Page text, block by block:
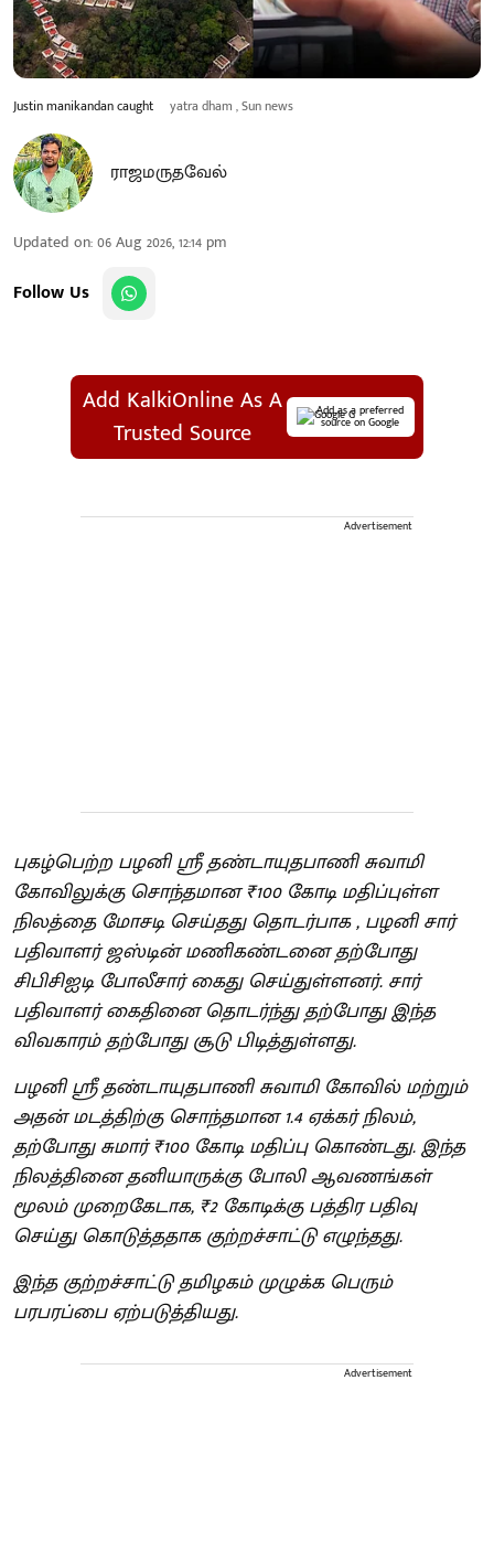
Justin manikandan caught yatra dham , Sun news
ராஜமருதவேல்
Updated on:06 Aug 2026, 12:14 pm
Follow Us
Add KalkiOnline As A
Trusted Source
Add as a preferred
source on Google
Advertisement
புகழ்பெற்ற பழனி ஶ்ரீ தண்டாயுதபாணி சுவாமி
கோவிலுக்கு சொந்தமான ₹100 கோடி மதிப்புள்ள
நிலத்தை மோசடி செய்தது தொடர்பாக , பழனி சார்
பதிவாளர் ஜஸ்டின் மணிகண்டனை தற்போது
சிபிசிஐடி போலீசார் கைது செய்துள்ளனர். சார்
பதிவாளர் கைதினை தொடர்ந்து தற்போது இந்த
விவகாரம் தற்போது சூடு பிடித்துள்ளது.
பழனி ஶ்ரீ தண்டாயுதபாணி சுவாமி கோவில் மற்றும்
அதன் மடத்திற்கு சொந்தமான 1.4 ஏக்கர் நிலம்,
தற்போது சுமார் ₹100 கோடி மதிப்பு கொண்டது. இந்த
நிலத்தினை தனியாருக்கு போலி ஆவணங்கள்
மூலம் முறைகேடாக, ₹2 கோடிக்கு பத்திர பதிவு
செய்து கொடுத்ததாக குற்றச்சாட்டு எழுந்தது.
இந்த குற்றச்சாட்டு தமிழகம் முழுக்க பெரும்
பரபரப்பை ஏற்படுத்தியது.
Advertisement